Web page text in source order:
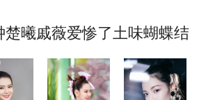
楚曦戚薇爱惨了土味蝴蝶结